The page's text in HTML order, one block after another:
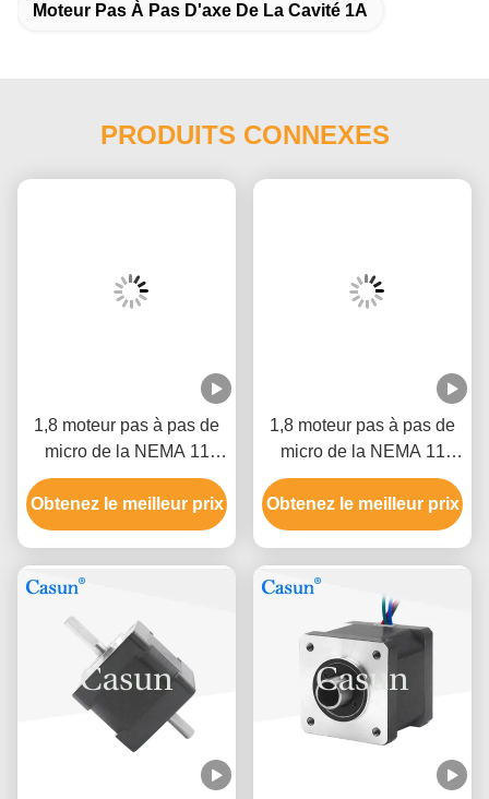
Moteur Pas À Pas D'axe De La Cavité 1A
PRODUITS CONNEXES
1,8 moteur pas à pas de
micro de la NEMA 11
d'axe de cavité de degré
pour la caméra médicale
de robot de machine
Obtenez le meilleur prix
1,8 moteur pas à pas de
micro de la NEMA 11
d'axe de cavité de degré
pour la caméra médicale
de robot de machine
Obtenez le meilleur prix